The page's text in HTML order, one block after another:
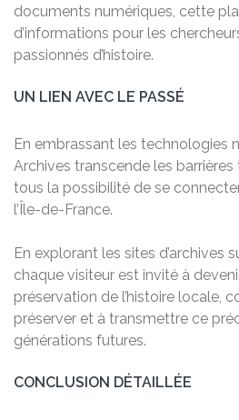
documents numériques, cette
d’informations pour les
passionnés d’histoire.
UN LIEN AVEC LE PASSÉ
En embrassant les technologies
Archives transcende les
tous la possibilité de se
l’Île-de-France.
En explorant les sites d’archives
chaque visiteur est invité à
préservation de l’histoire locale,
préserver et à transmettre ce
générations futures.
CONCLUSION DÉTAILLÉE